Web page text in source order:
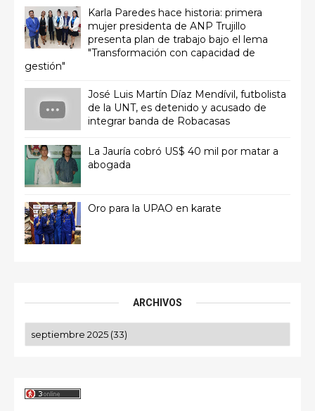
Karla Paredes hace historia: primera
mujer presidenta de ANP Trujillo
presenta plan de trabajo bajo el lema
"Transformación con capacidad de
gestión"
José Luis Martín Díaz Mendívil, futbolista
de la UNT, es detenido y acusado de
integrar banda de Robacasas
La Jauría cobró US$ 40 mil por matar a
abogada
Oro para la UPAO en karate
ARCHIVOS